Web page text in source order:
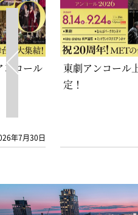
ンコール
年7月30日
東劇アンコール
定！